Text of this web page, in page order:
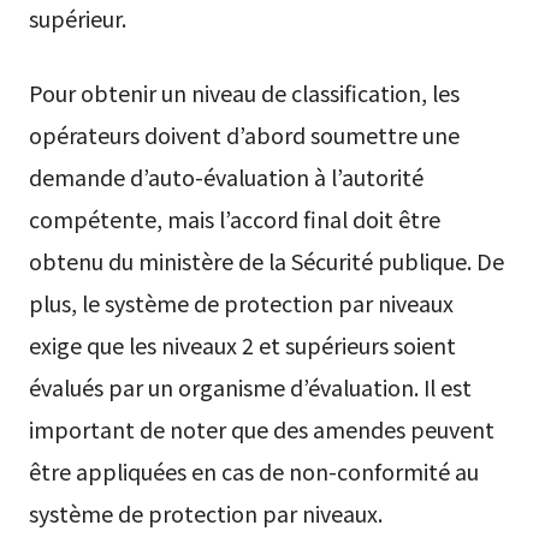
supérieur.
Pour obtenir un niveau de classification, les
opérateurs doivent d’abord soumettre une
demande d’auto-évaluation à l’autorité
compétente, mais l’accord final doit être
obtenu du ministère de la Sécurité publique. De
plus, le système de protection par niveaux
exige que les niveaux 2 et supérieurs soient
évalués par un organisme d’évaluation. Il est
important de noter que des amendes peuvent
être appliquées en cas de non-conformité au
système de protection par niveaux.